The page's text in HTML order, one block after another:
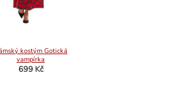
kostým Gotická
vampírka
699 Kč